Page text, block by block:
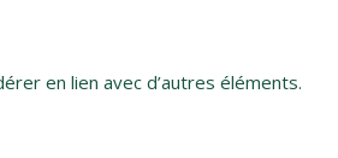
en lien avec d’autres éléments.